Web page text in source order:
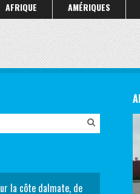
AFRIQUE AMÉRIQUES
la côte dalmate, de